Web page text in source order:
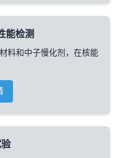
能检测
料和中子慢化剂，在核能